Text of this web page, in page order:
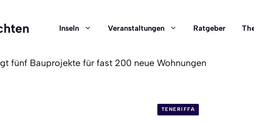
Inseln Veranstaltungen Ratgeber
fünf Bauprojekte für fast 200 neue Wohnungen
TENERIFFA